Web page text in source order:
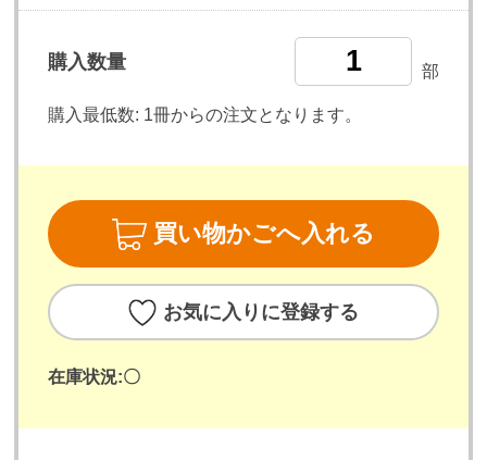
購入数量 部
購入最低数: 1冊からの注文となります。
買い物かごへ入れる
お気に入りに登録する
在庫状況:〇